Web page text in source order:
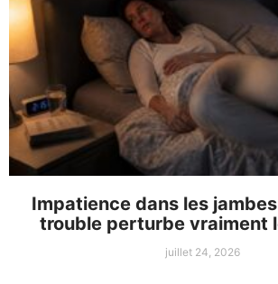
Impatience dans les
trouble perturbe vraiment
juillet 24, 2026